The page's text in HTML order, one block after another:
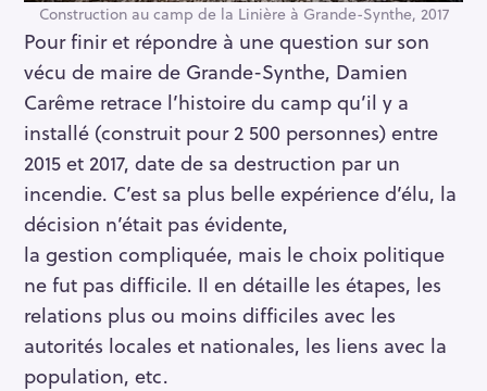
Construction au camp de la Linière à Grande-Synthe, 2017
Pour finir et répondre à une question sur son
vécu de maire de Grande-Synthe, Damien
Carême retrace l’histoire du camp qu’il y a
installé (construit pour 2 500 personnes) entre
2015 et 2017, date de sa destruction par un
incendie. C’est sa plus belle expérience d’élu, la
décision n’était pas évidente,
la gestion compliquée, mais le choix politique
ne fut pas difficile. Il en détaille les étapes, les
relations plus ou moins difficiles avec les
autorités locales et nationales, les liens avec la
population, etc.